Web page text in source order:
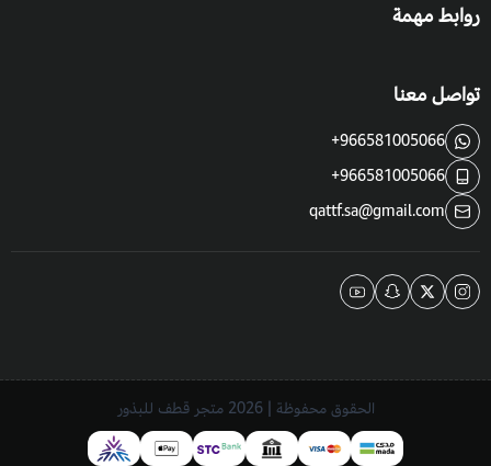
روابط مهمة
تواصل معنا
+966581005066
+966581005066
qattf.sa@gmail.com
الحقوق محفوظة | 2026 متجر قطف للبذور